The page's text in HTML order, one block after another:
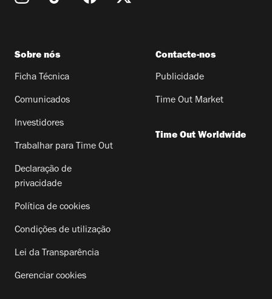
Sobre nós
Ficha Técnica
Comunicados
Investidores
Trabalhar para Time Out
Declaração de
privacidade
Política de cookies
Condições de utilização
Lei da Transparência
Gerenciar cookies
Contacte-nos
Publicidade
Time Out Market
Time Out Worldwide